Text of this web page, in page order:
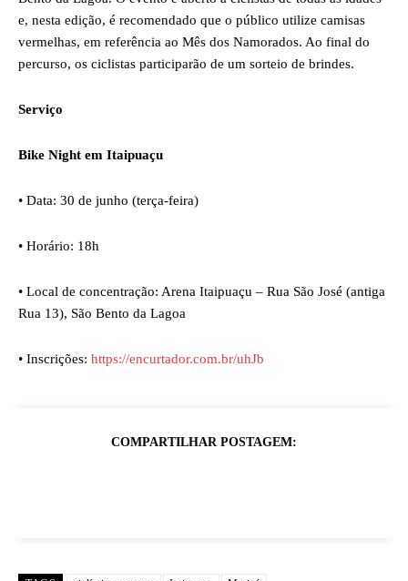
e, nesta edição, é recomendado que o público utilize camisas
vermelhas, em referência ao Mês dos Namorados. Ao final do
percurso, os ciclistas participarão de um sorteio de brindes.
Serviço
Bike Night em Itaipuaçu
• Data: 30 de junho (terça-feira)
• Horário: 18h
• Local de concentração: Arena Itaipuaçu – Rua São José (antiga
Rua 13), São Bento da Lagoa
• Inscrições: https://encurtador.com.br/uhJb
COMPARTILHAR POSTAGEM: